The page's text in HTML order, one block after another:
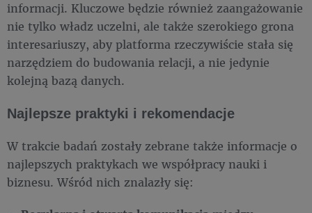
informacji. Kluczowe będzie również zaangażowanie
nie tylko władz uczelni, ale także szerokiego grona
interesariuszy, aby platforma rzeczywiście stała się
narzędziem do budowania relacji, a nie jedynie
kolejną bazą danych.
Najlepsze praktyki i rekomendacje
W trakcie badań zostały zebrane także informacje o
najlepszych praktykach we współpracy nauki i
biznesu. Wśród nich znalazły się: